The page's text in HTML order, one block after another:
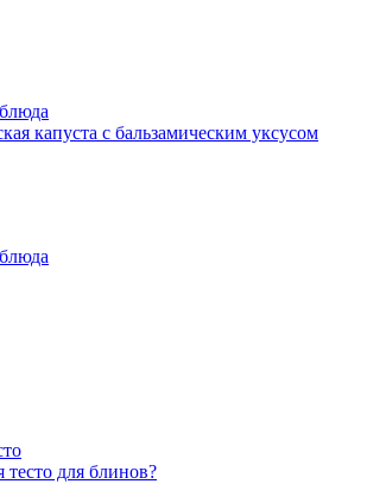
капуста с бальзамическим уксусом
тесто для блинов?